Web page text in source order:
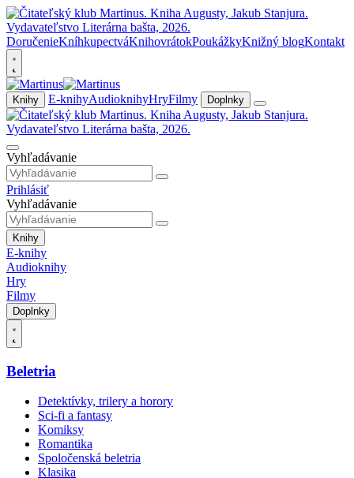
DoručenieKníhkupectváKnihovrátokPoukážkyKnižný blogKontakt
Knihy E-knihyAudioknihyHryFilmy Doplnky
Vyhľadávanie
Prihlásiť
Vyhľadávanie
Knihy
E-knihy
Audioknihy
Hry
Filmy
Doplnky
Beletria
Detektívky, trilery a horory
Sci-fi a fantasy
Komiksy
Romantika
Spoločenská beletria
Klasika